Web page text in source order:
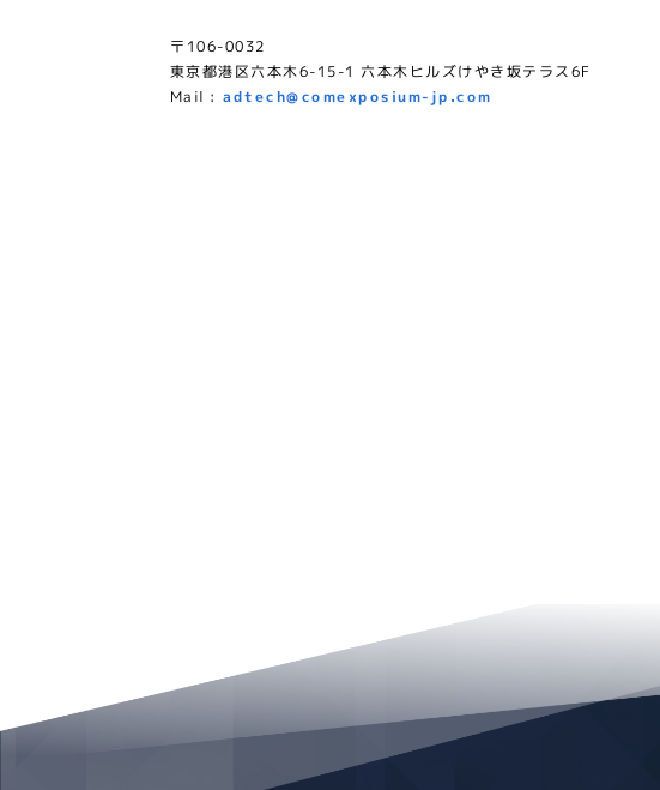
〒106-0032
東京都港区六本木6-15-1 六本木ヒルズけやき坂テラス6F
Mail :adtech@comexposium-jp.com